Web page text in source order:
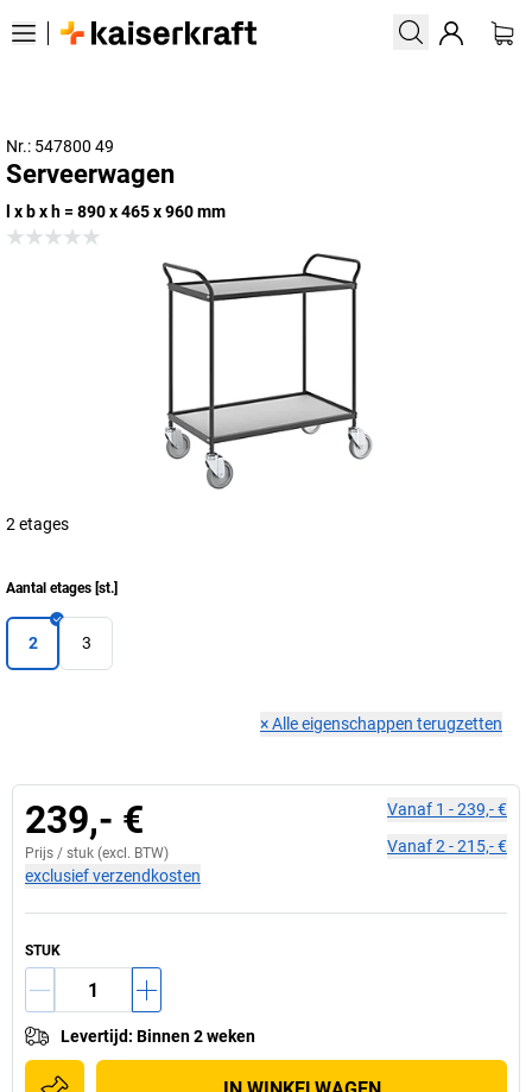
Nr.: 547800 49
Serveerwagen
l x b x h = 890 x 465 x 960 mm
2 etages
Aantal etages [st.]
2 3
×Alle eigenschappen terugzetten
239,- €
Prijs / stuk (excl. BTW)
exclusief verzendkosten
Vanaf 1 -239,- €
Vanaf2 -215,- €
STUK
Levertijd: Binnen 2 weken